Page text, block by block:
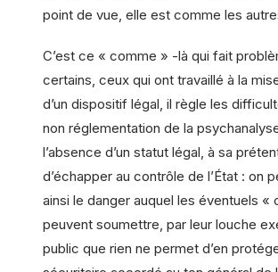
point de vue, elle est comme les
C’est ce « comme » -là qui fait
certains, ceux qui ont travaillé à la
d’un dispositif légal, il règle les
non réglementation de la
l’absence d’un statut légal, à sa
d’échapper au contrôle de l’État : on
ainsi le danger auquel les éventuels «
peuvent soumettre, par leur louche
public que rien ne permet d’en